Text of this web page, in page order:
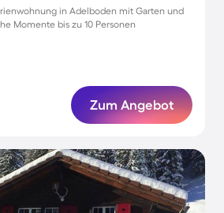
in Adelboden mit Garten und
Momente bis zu 10 Personen
Zum Angebot